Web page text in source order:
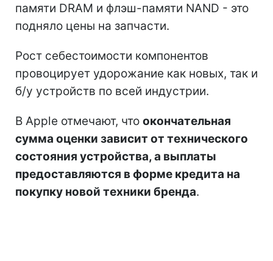
памяти DRAM и флэш-памяти NAND - это
подняло цены на запчасти.
Рост себестоимости компонентов
провоцирует удорожание как новых, так и
б/у устройств по всей индустрии.
В Apple отмечают, что окончательная
сумма оценки зависит от технического
состояния устройства, а выплаты
предоставляются в форме кредита на
покупку новой техники бренда.